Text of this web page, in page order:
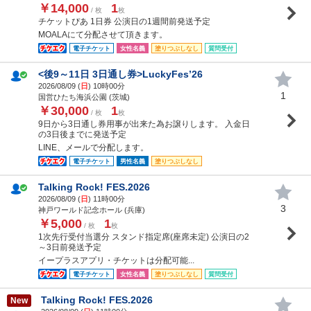
￥14,000 / 枚 1枚
チケットぴあ 1日券 公演日の1週間前発送予定
MOALAにて分配させて頂きます。
電子チケット 女性名義 塗りつぶしなし 質問受付
<後9～11日 3日通し券>LuckyFes’26
2026/08/09 (日) 10時00分
国営ひたち海浜公園 (茨城)
￥30,000 / 枚 1枚
9日から3日通し券用事が出来た為お譲りします。 入金日
の3日後までに発送予定
LINE、メールで分配します。
電子チケット 男性名義 塗りつぶしなし
1
Talking Rock! FES.2026
2026/08/09 (日) 11時00分
神戸ワールド記念ホール (兵庫)
￥5,000 / 枚 1枚
1次先行受付当選分 スタンド指定席(座席未定) 公演日の2
～3日前発送予定
イープラスアプリ・チケットは分配可能...
電子チケット 女性名義 塗りつぶしなし 質問受付
3
New Talking Rock! FES.2026